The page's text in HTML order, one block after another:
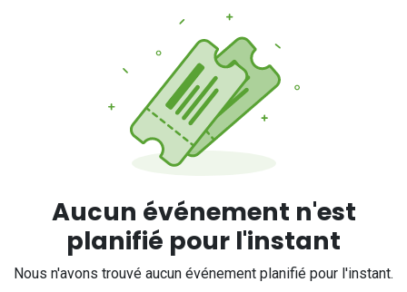
Aucun événement n'est
planifié pour l'instant
Nous n'avons trouvé aucun événement planifié pour l'instant.